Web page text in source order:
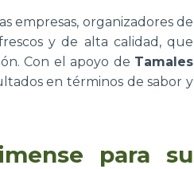
empresas, organizadores de
y de alta calidad, que
Con el apoyo de Tamales
en términos de sabor y
para su